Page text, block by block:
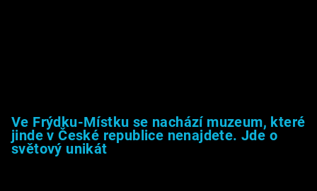
Ve Frýdku-Místku se nachází muzeum, které
jinde v České republice nenajdete. Jde o
světový unikát